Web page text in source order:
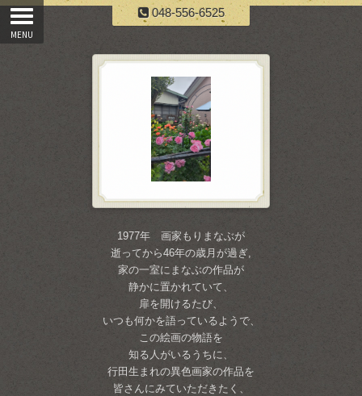
048-556-6525
1977年 画家もりまなぶが
逝ってから46年の歳月が過ぎ,
家の一室にまなぶの作品が
静かに置かれていて、
扉を開けるたび、
いつも何かを語っているようで、
この絵画の物語を
知る人がいるうちに、
行田生まれの異色画家の作品を
皆さんにみていただきたく、